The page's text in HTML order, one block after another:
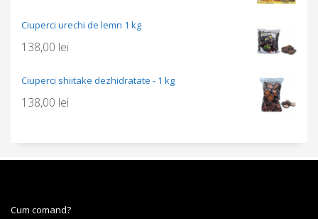
Ciuperci urechi de lemn 1 kg
138,00 lei
Ciuperci shiitake dezhidratate - 1 kg
138,00 lei
Cum comand?